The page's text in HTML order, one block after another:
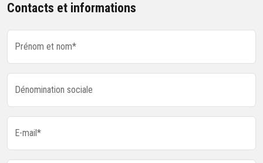
Contacts et informations
Prénom et nom*
Dénomination sociale
E-mail*